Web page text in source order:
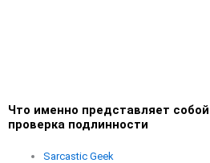
Что именно представляет
проверка подлинности
Sarcastic Geek